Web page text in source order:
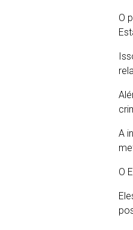
O
A
O